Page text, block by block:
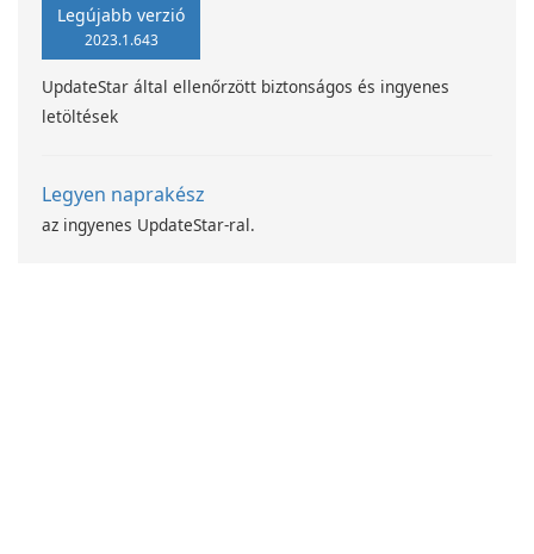
Legújabb verzió
2023.1.643
UpdateStar által ellenőrzött biztonságos és ingyenes
letöltések
Legyen naprakész
az ingyenes UpdateStar-ral.